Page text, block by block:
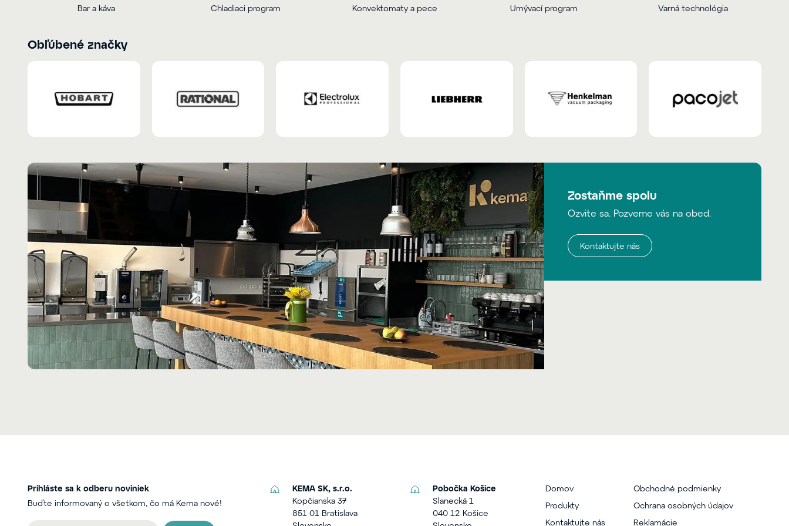
Bar a káva Chladiaci program Konvektomaty a pece Umývací program Varná technológia
Obľúbené značky
Zostaňme spolu
Ozvite sa. Pozveme vás na obed.
Kontaktujte nás
Prihláste sa k odberu noviniek
Buďte informovaný o všetkom, čo má Kema nové!
KEMA SK, s.r.o.
Kopčianska 37
851 01 Bratislava
Pobočka Košice
Slanecká 1
040 12 Košice
Domov
Produkty
Kontaktujte nás
Obchodné podmienky
Ochrana osobných údajov
Reklamácie